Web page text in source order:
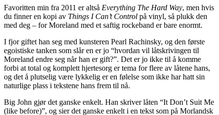
Favoritten min fra 2011 er altså Everything The Hard Way, men hvis
du finner en kopi av Things I Can’t Control på vinyl, så plukk den
med deg – for Moreland med et saftig rockeband er bare enormt.
I fjor giftet han seg med kunsteren Pearl Rachinsky, og den første
egoistiske tanken som slår en er jo “hvordan vil låtskrivingen til
Moreland endre seg når han er gift?”. Det er jo ikke til å komme
forbi at total og komplett hjertesorg er tema for flere av låtene hans,
og det å plutselig være lykkelig er en følelse som ikke har hatt sin
naturlige plass i tekstene hans frem til nå.
Big John gjør det ganske enkelt. Han skriver låten “It Don’t Suit Me
(like before)”, og sier det ganske enkelt i en tekst som på Morlandsk